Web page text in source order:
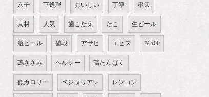
穴子 下処理 おいしい 丁寧 串天
具材 人気 歯ごたえ たこ 生ビール
瓶ビール 値段 アサヒ エビス ￥500
鶏ささみ ヘルシー 高たんぱく
低カロリー ベジタリアン レンコン